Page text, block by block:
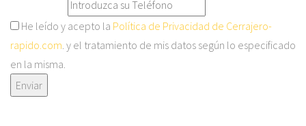
He leído y acepto la Política de Privacidad de Cerrajero-
rapido.com. y el tratamiento de mis datos según lo especificado
en la misma.
Enviar